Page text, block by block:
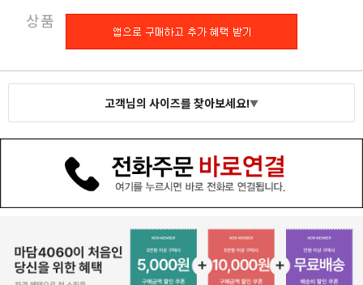
상품 구니
고객님의 사이즈를 찾아보세요!▼